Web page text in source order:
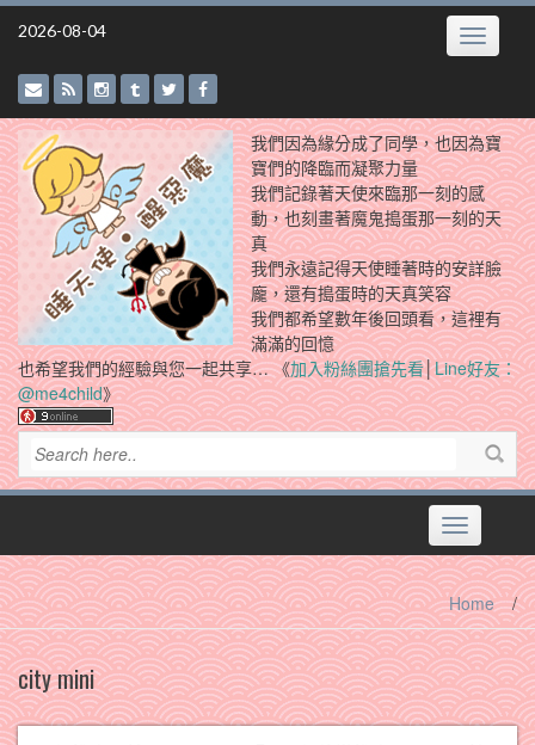
Skip
2026-08-04 Toggle
我們因為緣分成了同學，也因為寶
寶們的降臨而凝聚力量
我們記錄著天使來臨那一刻的感
動，也刻畫著魔鬼搗蛋那一刻的天
真
我們永遠記得天使睡著時的安詳臉
龐，還有搗蛋時的天真笑容
我們都希望數年後回頭看，這裡有
滿滿的回憶
也希望我們的經驗與您一起共享… 《加入粉絲團搶先看│Line好友：
@me4child》
Toggle
navigation
Home /
city mini